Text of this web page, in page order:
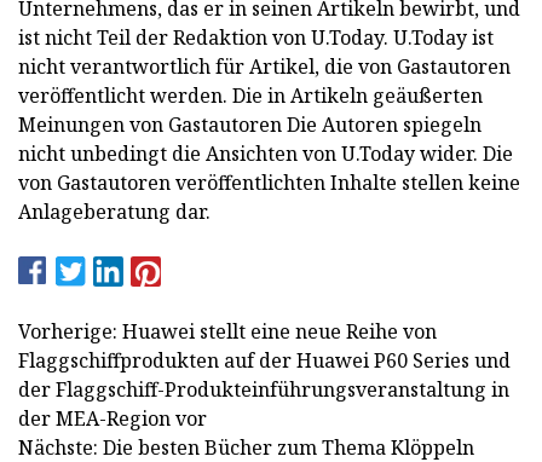
Unternehmens, das er in seinen Artikeln bewirbt, und
ist nicht Teil der Redaktion von U.Today. U.Today ist
nicht verantwortlich für Artikel, die von Gastautoren
veröffentlicht werden. Die in Artikeln geäußerten
Meinungen von Gastautoren Die Autoren spiegeln
nicht unbedingt die Ansichten von U.Today wider. Die
von Gastautoren veröffentlichten Inhalte stellen keine
Anlageberatung dar.
Vorherige: Huawei stellt eine neue Reihe von
Flaggschiffprodukten auf der Huawei P60 Series und
der Flaggschiff-Produkteinführungsveranstaltung in
der MEA-Region vor
Nächste: Die besten Bücher zum Thema Klöppeln